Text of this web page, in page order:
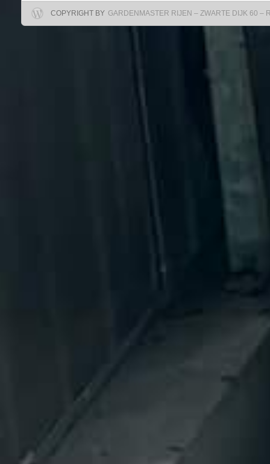
COPYRIGHT BY GARDENMASTER RIJEN – ZWARTE DIJK 60 –